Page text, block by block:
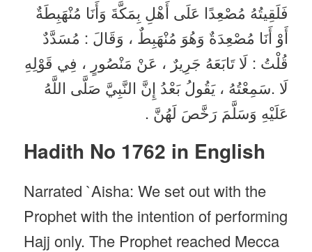
فَلَقِيتُهُ مُصْعِدًا عَلَى أَهْلِ بِمَكَّةَ وَأَنَا مُنْهَبِطَةٌ
أَوْ أَنَا مُصْعِدَةٌ وَهُوَ مُنْهَبِطٌ ، وَقَالَ : مُسَدَّدٌ
قُلْتُ : لَا تَابَعَهُ جَرِيرٌ ، عَنْ مَنْصُورٍ ، فِي قَوْلِهِ
لَا .سَمِعْتُهُ ، يَقُولُ بَعْدُ إِنَّ النَّبِيَّ صَلَّى اللَّهُ
عَلَيْهِ وَسَلَّمَ رَخَّصَ لَهُنَّ .
Hadith No 1762 in English
Narrated `Aisha: We set out with the
Prophet with the intention of performing
Hajj only. The Prophet reached Mecca